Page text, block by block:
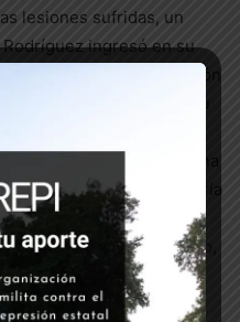
lesiones sufridas, un
ingresó en su
y lo amenazó. La reacción
toda vía conectada a su
hacia su casa. En el
y lo ayudó a llegar. Una
familia por qué no quería
metió en su habitación
era rápidamente liberado,
convencerlo de
de su estado, y con